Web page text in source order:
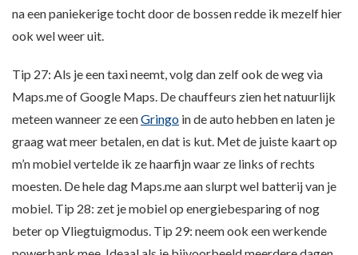
na een paniekerige tocht door de bossen redde ik mezelf hier
ook wel weer uit.
Tip 27: Als je een taxi neemt, volg dan zelf ook de weg via
Maps.me of Google Maps. De chauffeurs zien het natuurlijk
meteen wanneer ze eenGringo in de auto hebben en laten je
graag wat meer betalen, en dat is kut. Met de juiste kaart op
m’n mobiel vertelde ik ze haarfijn waar ze links of rechts
moesten. De hele dag Maps.me aan slurpt wel batterij van je
mobiel. Tip 28: zet je mobiel op energiebesparing of nog
beter op Vliegtuigmodus. Tip 29: neem ook een werkende